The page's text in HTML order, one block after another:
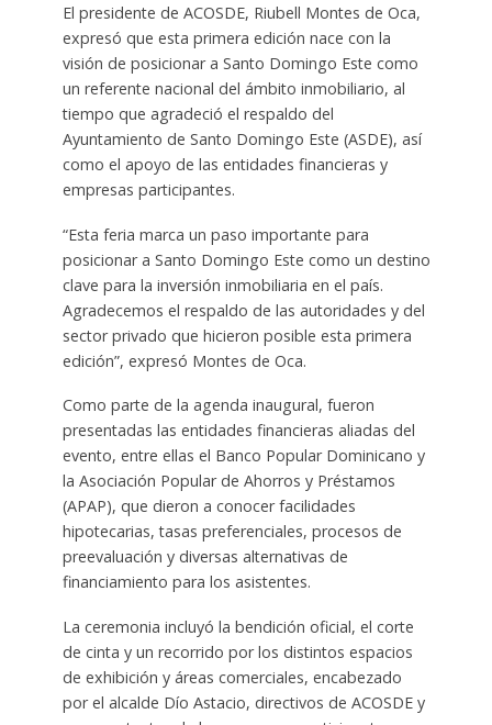
El presidente de ACOSDE, Riubell Montes de Oca,
expresó que esta primera edición nace con la
visión de posicionar a Santo Domingo Este como
un referente nacional del ámbito inmobiliario, al
tiempo que agradeció el respaldo del
Ayuntamiento de Santo Domingo Este (ASDE), así
como el apoyo de las entidades financieras y
empresas participantes.
“Esta feria marca un paso importante para
posicionar a Santo Domingo Este como un destino
clave para la inversión inmobiliaria en el país.
Agradecemos el respaldo de las autoridades y del
sector privado que hicieron posible esta primera
edición”, expresó Montes de Oca.
Como parte de la agenda inaugural, fueron
presentadas las entidades financieras aliadas del
evento, entre ellas el Banco Popular Dominicano y
la Asociación Popular de Ahorros y Préstamos
(APAP), que dieron a conocer facilidades
hipotecarias, tasas preferenciales, procesos de
preevaluación y diversas alternativas de
financiamiento para los asistentes.
La ceremonia incluyó la bendición oficial, el corte
de cinta y un recorrido por los distintos espacios
de exhibición y áreas comerciales, encabezado
por el alcalde Dío Astacio, directivos de ACOSDE y